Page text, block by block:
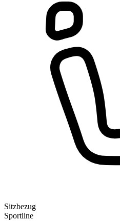
Sitzbezug
Sportline